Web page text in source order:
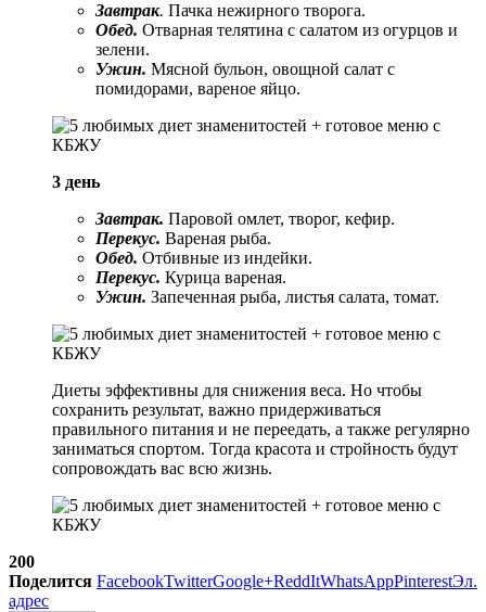
Завтрак. Пачка нежирного творога.
Обед. Отварная телятина с салатом из огурцов и
зелени.
Ужин. Мясной бульон, овощной салат с
помидорами, вареное яйцо.
3 день
Завтрак. Паровой омлет, творог, кефир.
Перекус. Вареная рыба.
Обед. Отбивные из индейки.
Перекус. Курица вареная.
Ужин. Запеченная рыба, листья салата, томат.
Диеты эффективны для снижения веса. Но чтобы
сохранить результат, важно придерживаться
правильного питания и не переедать, а также регулярно
заниматься спортом. Тогда красота и стройность будут
сопровождать вас всю жизнь.
200
Поделится FacebookTwitterGoogle+ReddItWhatsAppPinterestЭл.
адрес